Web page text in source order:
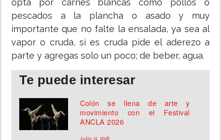
opta por carnes blancas como pollos o
pescados a la plancha o asado y muy
importante que no falte la ensalada, ya sea al
vapor o cruda, si es cruda pide el aderezo a
parte y agregas solo un poco; de beber, agua.
Te puede interesar
Colón se llena de arte y
movimiento con el Festival
ANCLA 2026
Julio 31, 2026